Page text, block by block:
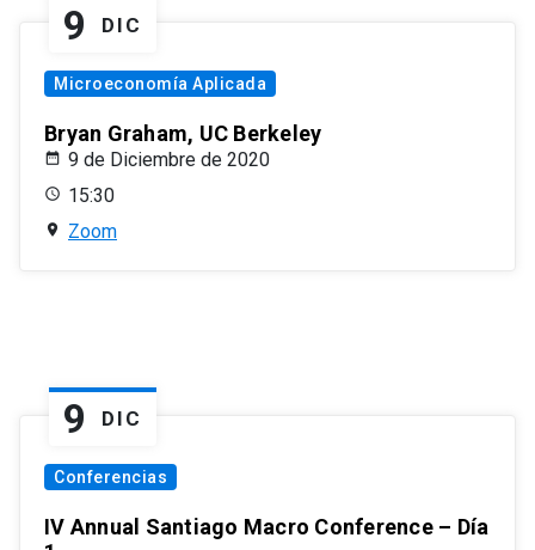
9 DIC
Microeconomía Aplicada
Bryan Graham, UC Berkeley
9 de Diciembre de 2020
15:30
Zoom
9 DIC
Conferencias
IV Annual Santiago Macro Conference – Día